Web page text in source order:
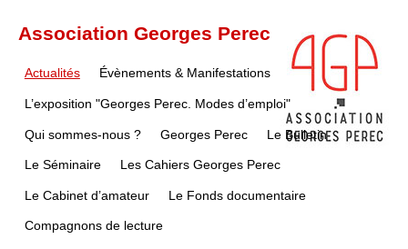
Association Georges Perec
Actualités Évènements & Manifestations
L’exposition "Georges Perec. Modes d’emploi"
Qui sommes-nous ? Georges Perec Le Bulletin
Le Séminaire Les Cahiers Georges Perec
Le Cabinet d’amateur Le Fonds documentaire
Compagnons de lecture